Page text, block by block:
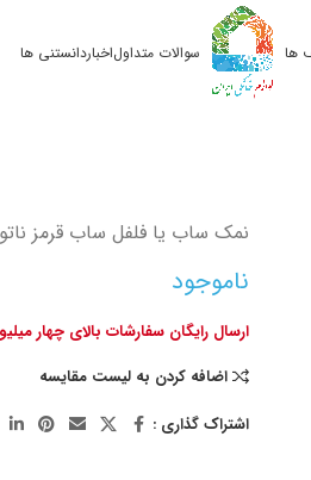
ها سوالات متداولاخباردانستنی ها
نمک ساب یا فلفل ساب قرمز
ناموجود
ارسال رایگان سفارشات بالای چهار
اضافه کردن به لیست مقایسه
اشتراک گذاری :